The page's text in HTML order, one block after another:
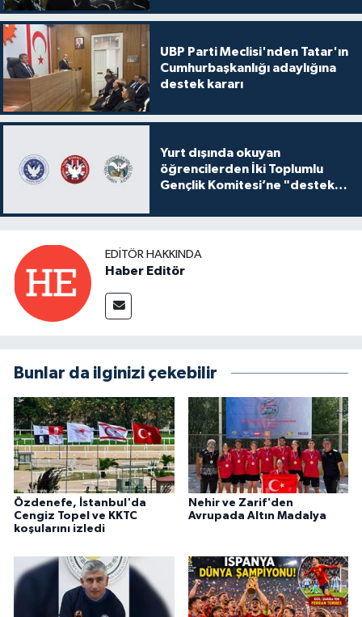
UBP Parti Meclisi'nden Tatar'ın
Cumhurbaşkanlığı adaylığına
destek kararı
Yurt dışında okuyan
öğrencilerden İki Toplumlu
Gençlik Komitesi’ne "destek
EDITÖR HAKKINDA
Haber Editör
Bunlar da ilginizi çekebilir
Özdenefe, İstanbul'da
Cengiz Topel ve KKTC
koşularını izledi
Nehir ve Zarif'den
Avrupada Altın Madalya